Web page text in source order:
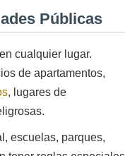
Públicas
cualquier lugar.
de apartamentos,
, lugares de
escuelas, parques,